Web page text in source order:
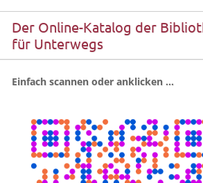
Der Online-Katalog der
für Unterwegs
Ein­fach scan­nen oder anklicken …